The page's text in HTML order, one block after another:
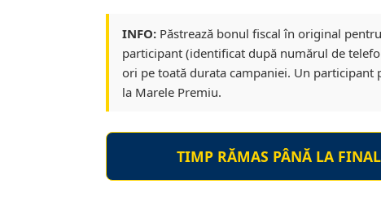
INFO:Păstrează bonul fiscal în original
participant (identificat după numărul de
ori pe toată durata campaniei. Un participant
la Marele Premiu.
TIMP RĂMAS PÂNĂ LA